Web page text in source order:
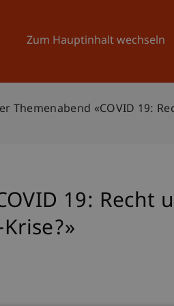
Zum Hauptinhalt wechseln
Universität Aktuelles
Themenabend «COVID 19:
19: Recht